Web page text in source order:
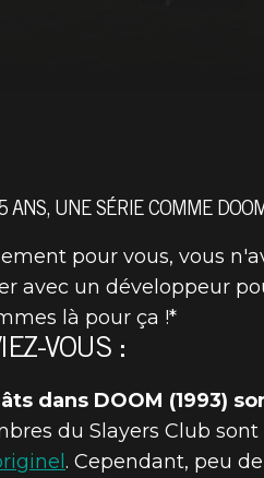
ANS, UNE SÉRIE COMME
pour vous, vous
avec un développeur
là pour ça !*
VOUS :
dans DOOM (1993)
du Slayers Club
. Cependant, peu